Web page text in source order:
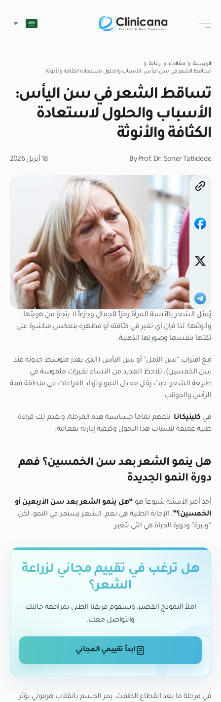
الرئيسية مقالات
رعاية
تساقط الشعر في سن اليأس: الأسباب والحلول لاستعادة الكثافة والأنوثة
تساقط الشعر في سن اليأس:
الأسباب والحلول لاستعادة
الكثافة والأنوثة
By Prof. Dr. Soner Tatlidede 18 أبريل 2026
يُمثل الشعر بالنسبة للمرأة رمزاً للجمال وجزءاً لا يتجزأ من هويتها
وأنوثتها؛ لذا فإن أي تغير في كثافته أو مظهره ينعكس مباشرة على
ثقتها بنفسها وصورتها الذهنية.
مع اقتراب “سن الأمل” أو سن اليأس (الذي يقدر متوسط حدوثه عند
سن الخمسين)، تلاحظ العديد من النساء تغيرات ملموسة في
طبيعة الشعر؛ حيث يقل معدل النمو وتزداد الفراغات في منطقة قمة
الرأس والجوانب.
في كلينيكانا، نتفهم تماماً حساسية هذه المرحلة، ونقدم لكِ قراءة
طبية عميقة لأسباب هذا التحول وكيفية إدارته بفعالية.
هل ينمو الشعر بعد سن الخمسين؟ فهم
دورة النمو الجديدة
أحد أكثر الأسئلة شيوعاً هو “هل ينمو الشعر بعد سن الأربعين أو
الخمسين؟”. الإجابة الطبية هي نعم، الشعر يستمر في النمو، لكن
“وتيرة” ودورة الحياة هي التي تتغير.
هل ترغب في تقييم مجاني لزراعة
الشعر؟
املأ النموذج القصير، وسيقوم فريقنا الطبي بمراجعة حالتك
والتواصل معك.
ابدأ تقييمي المجاني
في مرحلة ما بعد انقطاع الطمث، يمر الجسم بانقلاب هرموني يؤثر